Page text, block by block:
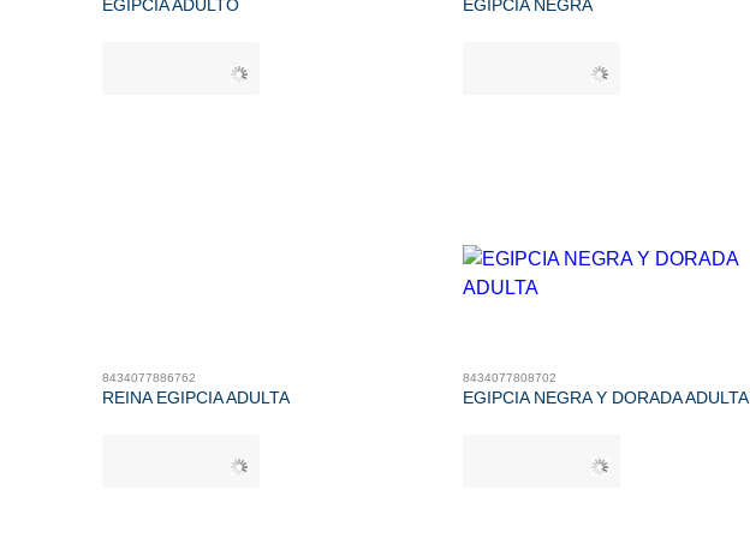
EGIPCIA ADULTO EGIPCIA NEGRA
8434077886762
REINA EGIPCIA ADULTA
8434077808702
EGIPCIA NEGRA Y DORADA ADULTA